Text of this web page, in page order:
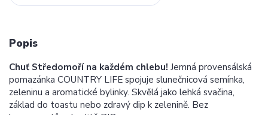
Popis
Chuť Středomoří na každém chlebu! Jemná provensálská
pomazánka COUNTRY LIFE spojuje slunečnicová semínka,
zeleninu a aromatické bylinky. Skvělá jako lehká svačina,
základ do toastu nebo zdravý dip k zelenině. Bez